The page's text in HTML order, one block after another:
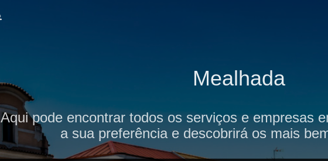
Mealhada
Aqui pode encontrar todos os serviços e empresas
a sua preferência e descobrirá os mais